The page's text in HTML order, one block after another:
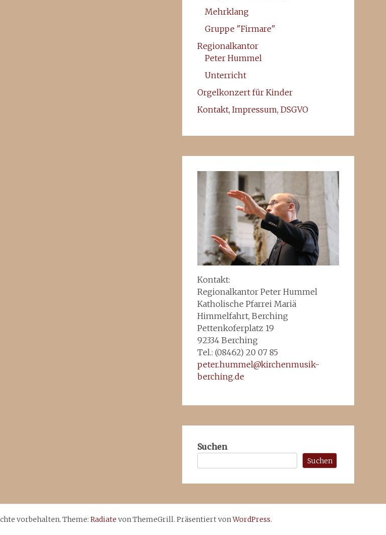
Mehrklang
Gruppe "Firmare"
Regionalkantor
Peter Hummel
Unterricht
Orgelkonzert für Kinder
Kontakt, Impressum, DSGVO
Kontakt:
Regionalkantor Peter Hummel
Katholische Pfarrei Mariä
Himmelfahrt, Berching
Pettenkoferplatz 19
92334 Berching
Tel.: (08462) 20 07 85
peter.hummel@kirchenmusik-
berching.de
Suchen
Suchen
vorbehalten. Theme: Radiate von ThemeGrill. Präsentiert vonWordPress.